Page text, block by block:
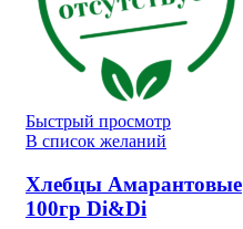
Быстрый просмотр
В список желаний
Хлебцы Амарантовые
100гр Di&Di